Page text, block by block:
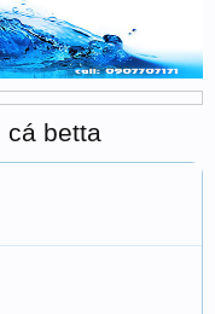
cá betta